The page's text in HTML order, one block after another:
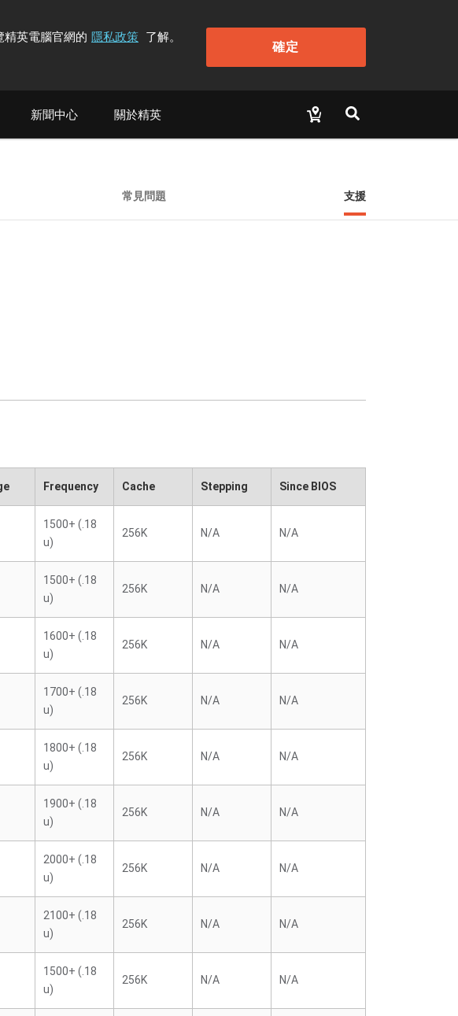
精英電腦官網的 隱私政策 了解。
確定
新聞中心 關於精英
常見問題 支援
Frequency Cache Stepping Since BIOS
1500+ (.18
u)
256K N/A N/A
1500+ (.18
u)
256K N/A N/A
1600+ (.18
u)
256K N/A N/A
1700+ (.18
u)
256K N/A N/A
1800+ (.18
u)
256K N/A N/A
1900+ (.18
u)
256K N/A N/A
2000+ (.18
u)
256K N/A N/A
2100+ (.18
u)
256K N/A N/A
1500+ (.18
u)
256K N/A N/A